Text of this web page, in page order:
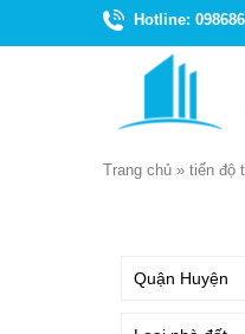
Hotline:
Trang chủ » tiến độ